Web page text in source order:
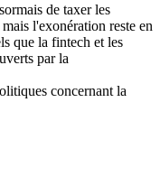
de taxer les
l'exonération reste en
que la fintech et les
par la
concernant la